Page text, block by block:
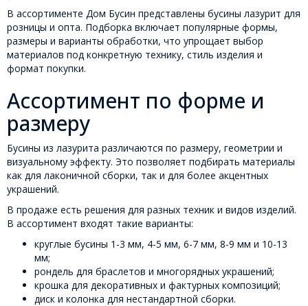
В ассортименте Дом Бусин представлены бусины лазурит для
розницы и опта. Подборка включает популярные формы,
размеры и варианты обработки, что упрощает выбор
материалов под конкретную технику, стиль изделия и
формат покупки.
Ассортимент по форме и
размеру
Бусины из лазурита различаются по размеру, геометрии и
визуальному эффекту. Это позволяет подбирать материалы
как для лаконичной сборки, так и для более акцентных
украшений.
В продаже есть решения для разных техник и видов изделий.
В ассортимент входят такие варианты:
круглые бусины 1-3 мм, 4-5 мм, 6-7 мм, 8-9 мм и 10-13
мм;
рондель для браслетов и многорядных украшений;
крошка для декоративных и фактурных композиций;
диск и колонка для нестандартной сборки.